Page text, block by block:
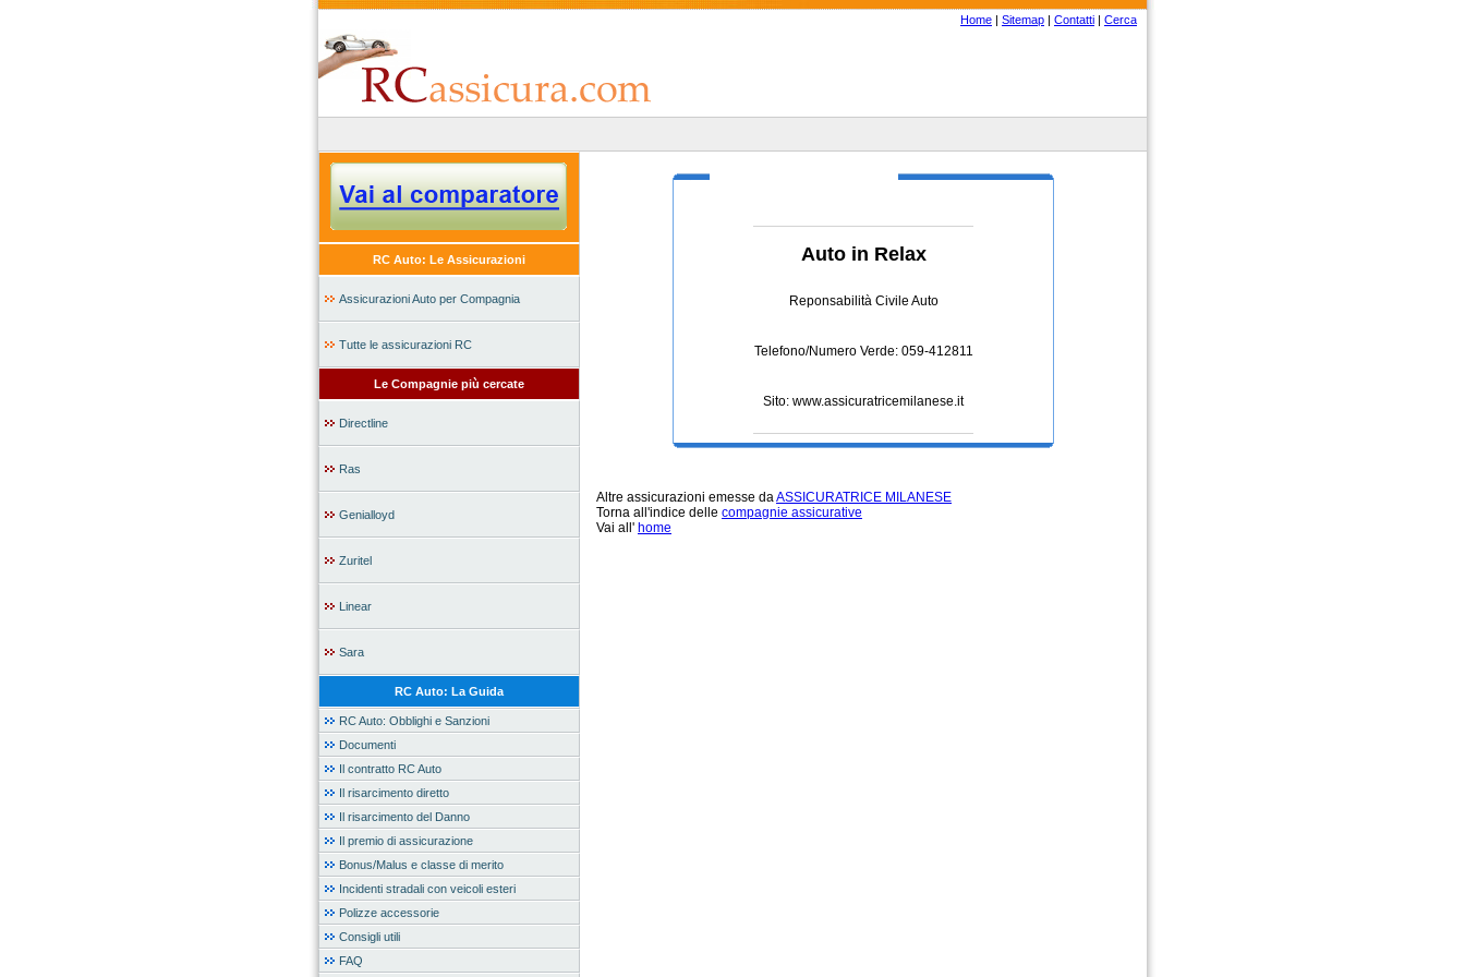
Home | Sitemap | Contatti | Cerca
RC Auto: Le Assicurazioni
Assicurazioni Auto per Compagnia
Tutte le assicurazioni RC
Le Compagnie più cercate
Directline
Ras
Genialloyd
Zuritel
Linear
Sara
RC Auto: La Guida
RC Auto: Obblighi e Sanzioni
Documenti
Il contratto RC Auto
Il risarcimento diretto
Il risarcimento del Danno
Il premio di assicurazione
Bonus/Malus e classe di merito
Incidenti stradali con veicoli esteri
Polizze accessorie
Consigli utili
FAQ
Auto in Relax
Reponsabilità Civile Auto
Telefono/Numero Verde: 059-412811
Sito: www.assicuratricemilanese.it
Altre assicurazioni emesse daASSICURATRICE MILANESE
Torna all'indice delle compagnie assicurative
Vai all' home